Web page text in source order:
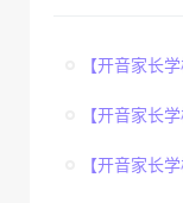
【开音家长
【开音家长
【开音家长